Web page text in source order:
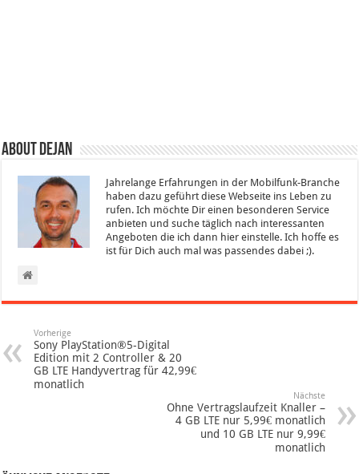
About Dejan
Jahrelange Erfahrungen in der Mobilfunk-Branche
haben dazu geführt diese Webseite ins Leben zu
rufen. Ich möchte Dir einen besonderen Service
anbieten und suche täglich nach interessanten
Angeboten die ich dann hier einstelle. Ich hoffe es
ist für Dich auch mal was passendes dabei ;).
Vorherige
Sony PlayStation®5-Digital
Edition mit 2 Controller & 20
GB LTE Handyvertrag für 42,99€
monatlich
Nächste
Ohne Vertragslaufzeit Knaller –
4 GB LTE nur 5,99€ monatlich
und 10 GB LTE nur 9,99€
monatlich